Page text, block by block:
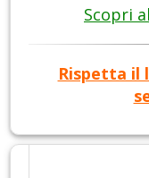
Scopri
Rispetta il